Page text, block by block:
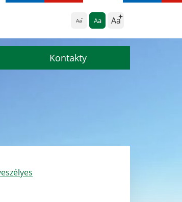
Aa Aa Aa
Kontakty